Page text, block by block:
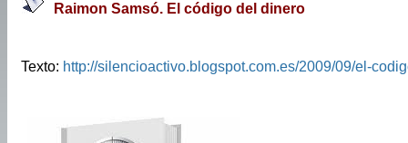
Raimon Samsó. El código del dinero
Texto: http://silencioactivo.blogspot.com.es/2009/09/el-